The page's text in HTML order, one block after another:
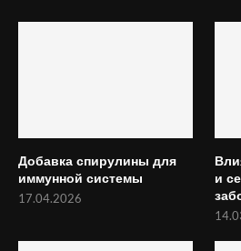
Добавка спирулины для
иммунной системы
17.04.2026
и